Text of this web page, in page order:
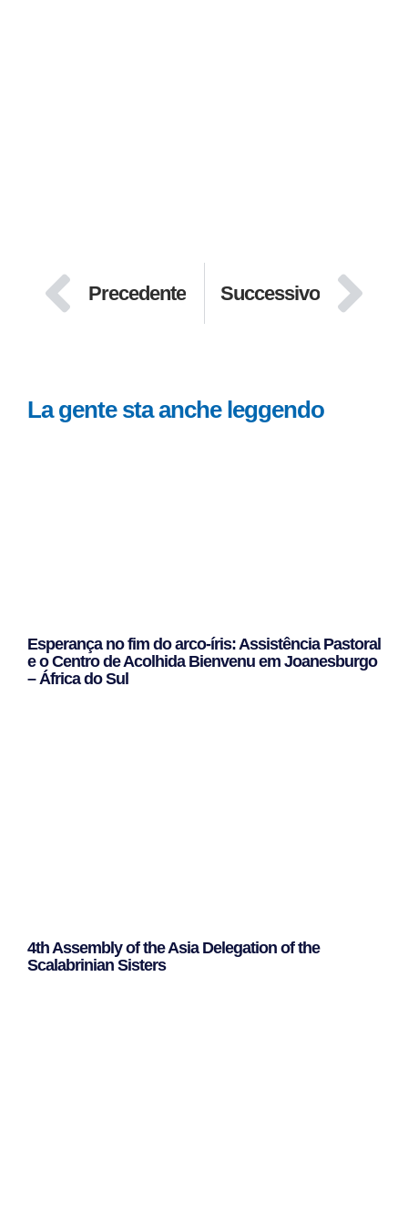
Precedente Successivo
La gente sta anche leggendo
Esperança no fim do arco-íris: Assistência Pastoral
e o Centro de Acolhida Bienvenu em Joanesburgo
– África do Sul
4th Assembly of the Asia Delegation of the
Scalabrinian Sisters